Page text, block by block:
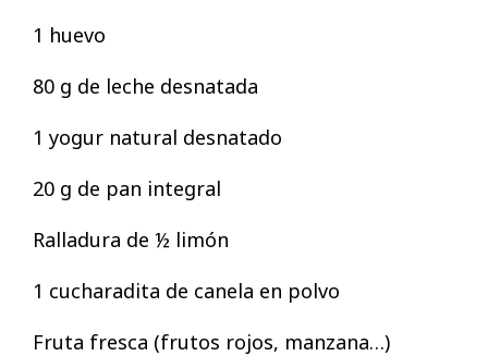
1 huevo
80 g de leche desnatada
1 yogur natural desnatado
20 g de pan integral
Ralladura de ½ limón
1 cucharadita de canela en polvo
Fruta fresca (frutos rojos, manzana…)